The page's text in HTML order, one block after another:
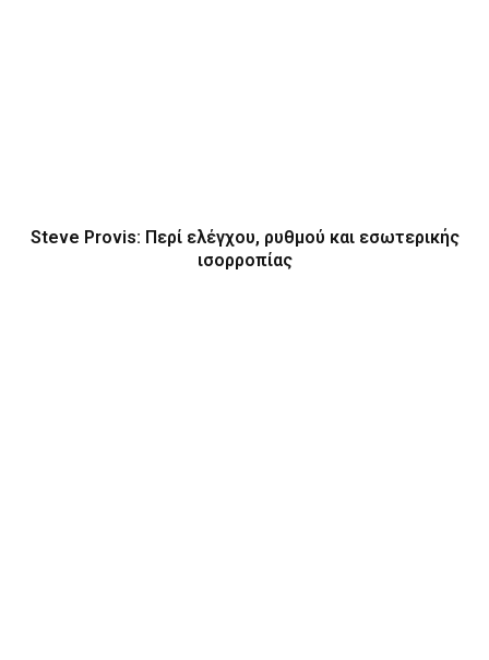
Steve Provis: Περί ελέγχου, ρυθμού και εσωτερικής
ισορροπίας